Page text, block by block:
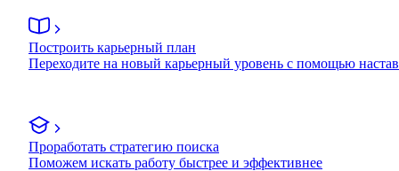
Построить карьерный план
Переходите на новый карьерный уровень с помощью
Проработать стратегию поиска
Поможем искать работу быстрее и эффективнее